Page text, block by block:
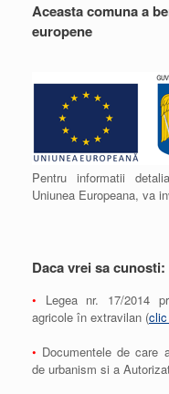
Aceasta comuna a
europene
Pentru informatii
Uniunea Europeana, va
Daca vrei sa cunosti:
• Legea nr. 17/2014
agricole în extravilan (
• Documentele de care
de urbanism si a